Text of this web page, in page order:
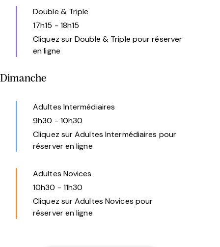
Double & Triple
17h15 - 18h15
Cliquez sur Double & Triple pour réserver
en ligne
Dimanche
Adultes Intermédiaires
9h30 - 10h30
Cliquez sur Adultes Intermédiaires pour
réserver en ligne
Adultes Novices
10h30 - 11h30
Cliquez sur Adultes Novices pour
réserver en ligne